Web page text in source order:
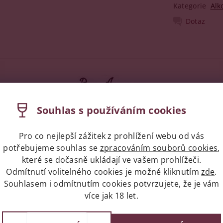
Kategorie
Dotaz
Delord se svým pojízdným destilačním přístrojem usadil
sudech. Rodinné vinice se rozprostírají v samém
se používají tři odrůdy bílého vína - follé blanche,
ledna ve dvou starých měděných destilačních přístrojích
do hluboce vypálených dubových sudů z oblasti
jsou sudy převezeny do skladu, kde dlouhodobě zrají
Souhlas s používáním cookies
Pro co nejlepší zážitek z prohlížení webu od vás
potřebujeme souhlas se zpracováním souborů cookies,
které se dočasně ukládají ve vašem prohlížeči.
Odmítnutí volitelného cookies je možné kliknutím zde.
Souhlasem i odmítnutím cookies potvrzujete, že je vám
více jak 18 let.